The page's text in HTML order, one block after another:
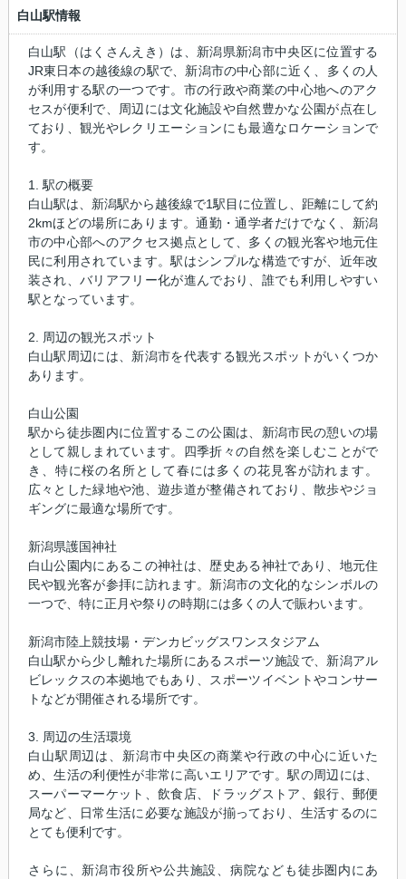
白山駅情報
白山駅（はくさんえき）は、新潟県新潟市中央区に位置する
JR東日本の越後線の駅で、新潟市の中心部に近く、多くの人
が利用する駅の一つです。市の行政や商業の中心地へのアク
セスが便利で、周辺には文化施設や自然豊かな公園が点在し
ており、観光やレクリエーションにも最適なロケーションで
す。
1. 駅の概要
白山駅は、新潟駅から越後線で1駅目に位置し、距離にして約
2kmほどの場所にあります。通勤・通学者だけでなく、新潟
市の中心部へのアクセス拠点として、多くの観光客や地元住
民に利用されています。駅はシンプルな構造ですが、近年改
装され、バリアフリー化が進んでおり、誰でも利用しやすい
駅となっています。
2. 周辺の観光スポット
白山駅周辺には、新潟市を代表する観光スポットがいくつか
あります。
白山公園
駅から徒歩圏内に位置するこの公園は、新潟市民の憩いの場
として親しまれています。四季折々の自然を楽しむことがで
き、特に桜の名所として春には多くの花見客が訪れます。
広々とした緑地や池、遊歩道が整備されており、散歩やジョ
ギングに最適な場所です。
新潟県護国神社
白山公園内にあるこの神社は、歴史ある神社であり、地元住
民や観光客が参拝に訪れます。新潟市の文化的なシンボルの
一つで、特に正月や祭りの時期には多くの人で賑わいます。
新潟市陸上競技場・デンカビッグスワンスタジアム
白山駅から少し離れた場所にあるスポーツ施設で、新潟アル
ビレックスの本拠地でもあり、スポーツイベントやコンサー
トなどが開催される場所です。
3. 周辺の生活環境
白山駅周辺は、新潟市中央区の商業や行政の中心に近いた
め、生活の利便性が非常に高いエリアです。駅の周辺には、
スーパーマーケット、飲食店、ドラッグストア、銀行、郵便
局など、日常生活に必要な施設が揃っており、生活するのに
とても便利です。
さらに、新潟市役所や公共施設、病院なども徒歩圏内にあ